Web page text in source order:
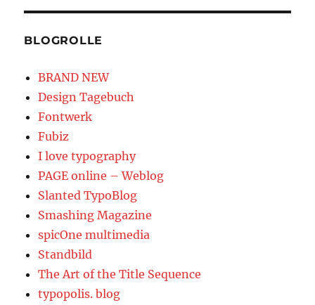
BLOGROLLE
BRAND NEW
Design Tagebuch
Fontwerk
Fubiz
I love typography
PAGE online – Weblog
Slanted TypoBlog
Smashing Magazine
spicOne multimedia
Standbild
The Art of the Title Sequence
typopolis. blog